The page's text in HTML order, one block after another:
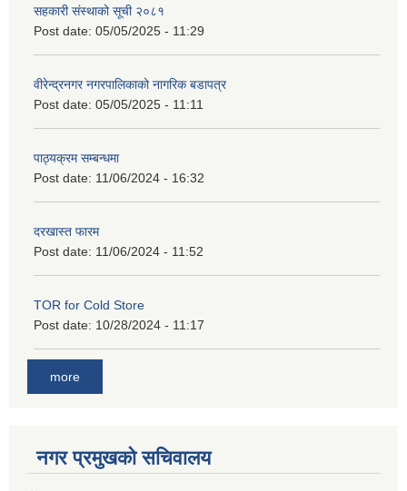
सहकारी संस्थाको सूची २०८१
Post date: 05/05/2025 - 11:29
वीरेन्द्रनगर नगरपालिकाको नागरिक बडापत्र
Post date: 05/05/2025 - 11:11
पाठ्यक्रम सम्बन्धमा
Post date: 11/06/2024 - 16:32
दरखास्त फारम
Post date: 11/06/2024 - 11:52
TOR for Cold Store
Post date: 10/28/2024 - 11:17
more
नगर प्रमुखको सचिवालय